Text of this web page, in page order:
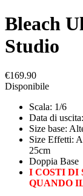
Bleach
Studio
€169.90
Disponibile
Scala: 1/6
Data di
Size base:
Size Effetti:
25cm
Doppia Base
I COSTI DI
QUANDO